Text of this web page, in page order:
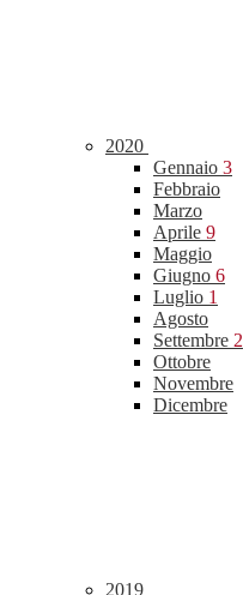
2020
Gennaio 3
Febbraio
Marzo
Aprile 9
Maggio
Giugno 6
Luglio 1
Agosto
Settembre 2
Ottobre
Novembre
Dicembre
2019